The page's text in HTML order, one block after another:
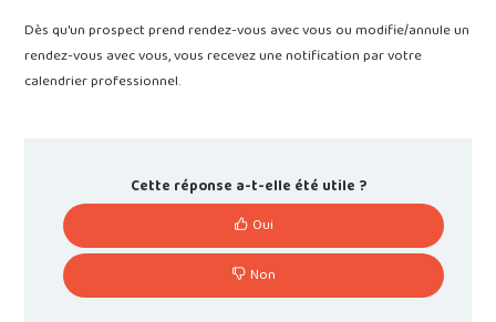
Dès qu'un prospect prend rendez-vous avec vous ou modifie/annule un
rendez-vous avec vous, vous recevez une notification par votre
calendrier professionnel.
Cette réponse a-t-elle été utile ?
Oui
Non